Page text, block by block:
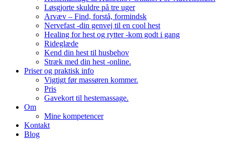
Løsgjorte skuldre på tre uger
Arvæv – Find, forstå, formindsk
Nervefast -din genvej til en cool hest
Healing for hest og rytter -kom godt i gang
Rideglæde
Kend din hest til husbehov
Stræk med din hest -online.
Priser og praktisk info
Vigtigt før massøren kommer.
Pris
Gavekort til hestemassage.
Om
Mine kompetencer
Kontakt
Blog